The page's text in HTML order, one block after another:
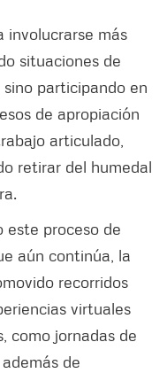
involucrarse más
situaciones de
participando en
de apropiación
articulado,
retirar del humedal
este proceso de
aún continúa, la
recorridos
virtuales
como jornadas de
de